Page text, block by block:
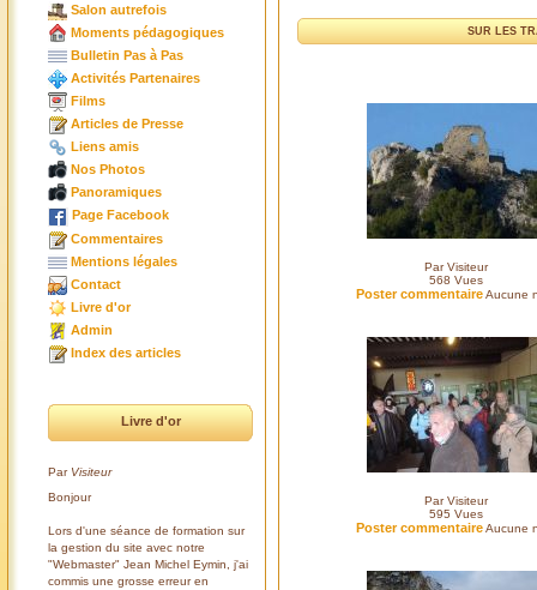
Salon autrefois
Moments pédagogiques
Bulletin Pas à Pas
Activités Partenaires
Films
Articles de Presse
Liens amis
Nos Photos
Panoramiques
Page Facebook
Commentaires
Mentions légales
Contact
Livre d'or
Admin
Index des articles
Livre d'or
Par Visiteur
Bonjour
Lors d'une séance de formation sur
la gestion du site avec notre
"Webmaster" Jean Michel Eymin, j'ai
commis une grosse erreur en
SUR LES
Par Visiteur
568 Vues
Poster commentaireAucune
Par Visiteur
595 Vues
Poster commentaireAucune